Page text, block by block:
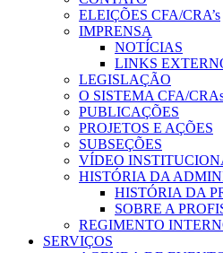
ELEIÇÕES CFA/CRA’s
IMPRENSA
NOTÍCIAS
LINKS
LEGISLAÇÃO
O SISTEMA CFA/
PUBLICAÇÕES
PROJETOS E AÇÕES
SUBSEÇÕES
VÍDEO
HISTÓRIA DA
HISTÓRIA DA
SOBRE A
REGIMENTO
SERVIÇOS